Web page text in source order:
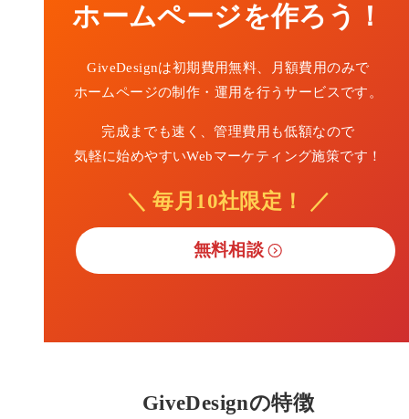
ホームページを作ろう！
GiveDesignは初期費用無料、月額費用のみで
ホームページの制作・運用を行うサービスです。
完成までも速く、管理費用も低額なので
気軽に始めやすいWebマーケティング施策です！
＼ 毎月10社限定！ ／
無料相談
GiveDesignの特徴